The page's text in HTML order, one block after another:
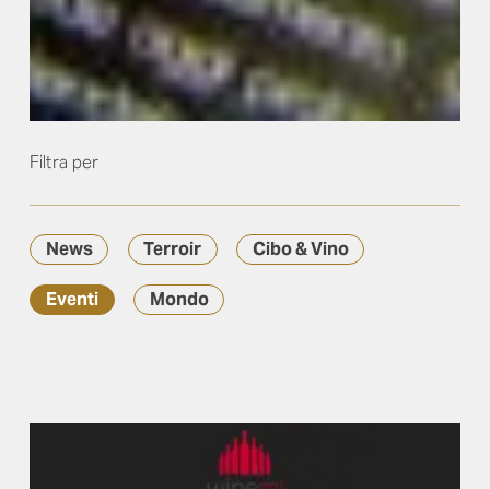
Filtra per
News Terroir Cibo & Vino
Eventi Mondo